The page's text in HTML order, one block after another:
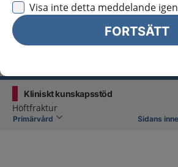
Visa inte detta meddelande
FORTSÄTT
för vårdpersonal
Kliniskt kunskapsstöd
Höftfraktur
Primärvård Sidans